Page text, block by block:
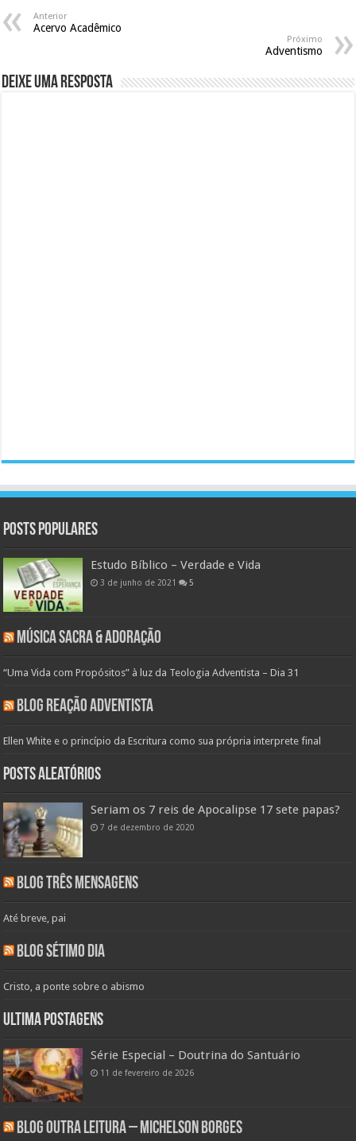
Anterior
Acervo Acadêmico
Próximo
Adventismo
Deixe uma resposta
Posts populares
Estudo Bíblico – Verdade e Vida
3 de junho de 2021 5
Música Sacra & Adoração
“Uma Vida com Propósitos” à luz da Teologia Adventista – Dia 31
Blog Reação Adventista
Ellen White e o princípio da Escritura como sua própria interprete final
Posts aleatórios
Seriam os 7 reis de Apocalipse 17 sete papas?
7 de dezembro de 2020
Blog Três Mensagens
Até breve, pai
Blog Sétimo Dia
Cristo, a ponte sobre o abismo
Ultima Postagens
Série Especial – Doutrina do Santuário
11 de fevereiro de 2026
Blog Outra Leitura – Michelson Borges